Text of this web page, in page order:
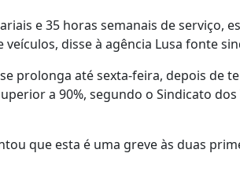
e 35 horas semanais de serviço,
disse à agência Lusa fonte
prolonga até sexta-feira, depois de
a 90%, segundo o Sindicato
que esta é uma greve às duas